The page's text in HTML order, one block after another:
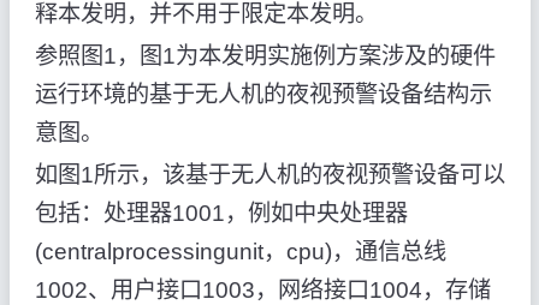
释本发明，并不用于限定本发明。
参照图1，图1为本发明实施例方案涉及的硬件
运行环境的基于无人机的夜视预警设备结构示
意图。
如图1所示，该基于无人机的夜视预警设备可以
包括：处理器1001，例如中央处理器
(centralprocessingunit，cpu)，通信总线
1002、用户接口1003，网络接口1004，存储